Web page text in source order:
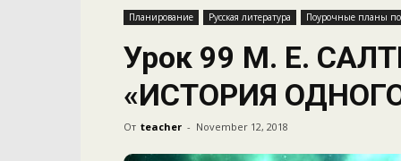
Планирование Русская литература Поурочные планы по
Урок 99 М. Е.
«ИСТОРИЯ
От teacher - November 12, 2018